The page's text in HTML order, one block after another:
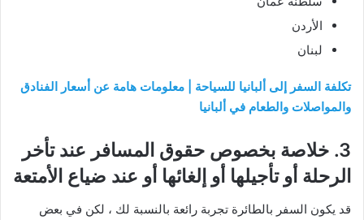
الأردن
لبنان
تكلفة السفر إلى ألبانيا للسياحة | معلومات هامة عن أسعار الفنادق
والمواصلات والطعام في ألبانيا
3. خلاصة بخصوص حقوق المسافر عند تأخر
الرحلة أو تأجيلها أو إلغائها أو عند ضياع الأمتعة
قد يكون السفر بالطائرة تجربة رائعة بالنسبة لك ، لكن في بعض